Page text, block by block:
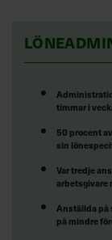
timmar i
50 procent
sin
Var tredje
arbetsgivare
Anställda på
på mindre